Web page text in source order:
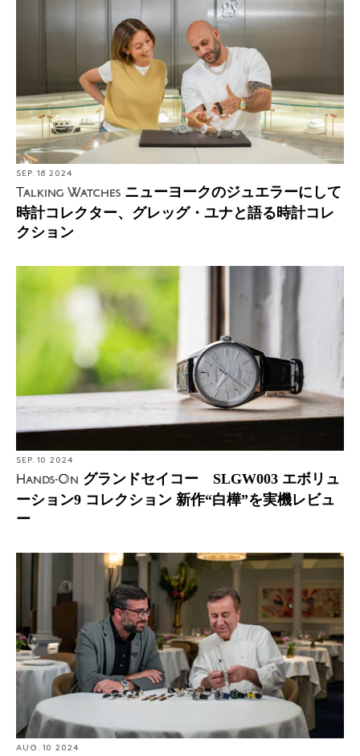
SEP. 18 2024
Talking Watches ニューヨークのジュエラーにして
時計コレクター、グレッグ・ユナと語る時計コレ
クション
SEP. 10 2024
Hands-On グランドセイコー SLGW003 エボリュ
ーション9 コレクション 新作“白樺”を実機レビュ
ー
AUG. 10 2024